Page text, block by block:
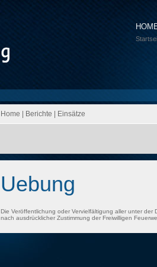
Home Berichte Einsätze
Uebung
Die Veröffentlichung oder Vervielfältigung aller unter
nach ausdrücklicher Zustimmung der Freiwilligen